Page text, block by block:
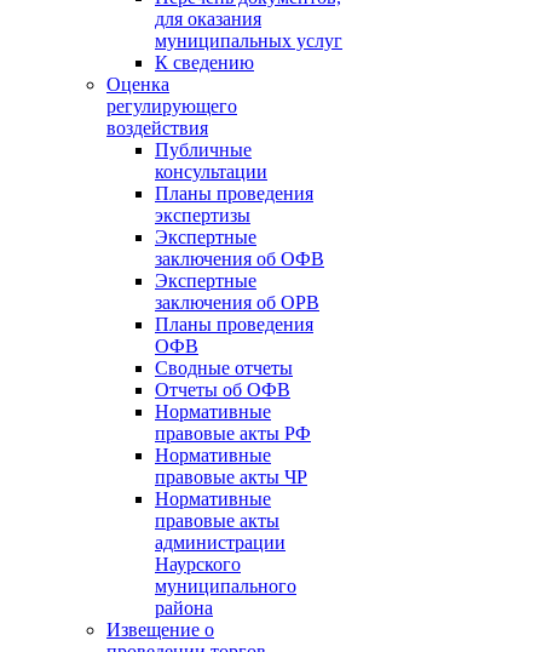
для оказания
муниципальных услуг
К сведению
Оценка
регулирующего
воздействия
Публичные
консультации
Планы проведения
экспертизы
Экспертные
заключения об ОФВ
Экспертные
заключения об ОРВ
Планы проведения
ОФВ
Сводные отчеты
Отчеты об ОФВ
Нормативные
правовые акты РФ
Нормативные
правовые акты ЧР
Нормативные
правовые акты
администрации
Наурского
муниципального
района
Извещение о